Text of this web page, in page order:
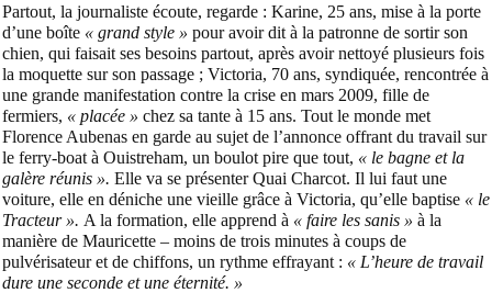
Partout, la journaliste écoute, regarde : Karine, 25 ans, mise à la porte
d’une boîte « grand style » pour avoir dit à la patronne de sortir son
chien, qui faisait ses besoins partout, après avoir nettoyé plusieurs fois
la moquette sur son passage ; Victoria, 70 ans, syndiquée, rencontrée à
une grande manifestation contre la crise en mars 2009, fille de
fermiers, « placée » chez sa tante à 15 ans. Tout le monde met
Florence Aubenas en garde au sujet de l’annonce offrant du travail sur
le ferry-boat à Ouistreham, un boulot pire que tout, « le bagne et la
galère réunis ». Elle va se présenter Quai Charcot. Il lui faut une
voiture, elle en déniche une vieille grâce à Victoria, qu’elle baptise « le
Tracteur ». A la formation, elle apprend à « faire les sanis » à la
manière de Mauricette – moins de trois minutes à coups de
pulvérisateur et de chiffons, un rythme effrayant : « L’heure de travail
dure une seconde et une éternité. »